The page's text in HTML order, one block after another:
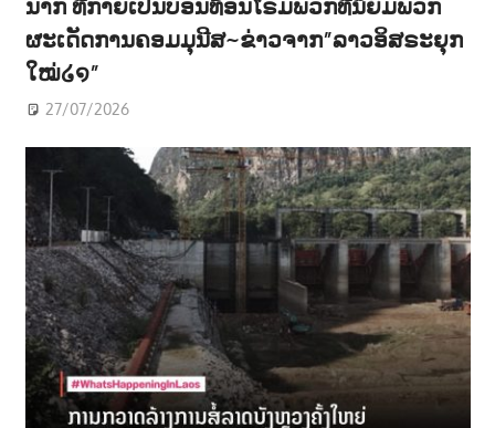
ຜະເດັດການຄອມມຸນີສ~ຂ່າວຈາກ”ລາວອິສຣະຍຸກ
ໃໝ່໒໑”
27/07/2026